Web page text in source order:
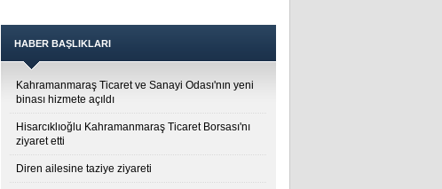
HABER BAŞLIKLARI
Kahramanmaraş Ticaret ve Sanayi Odası'nın yeni
binası hizmete açıldı
Hisarcıklıoğlu Kahramanmaraş Ticaret Borsası'nı
ziyaret etti
Diren ailesine taziye ziyareti